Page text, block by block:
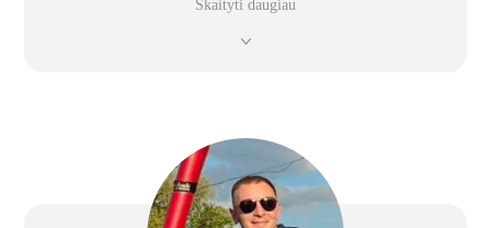
Skaityti daugiau